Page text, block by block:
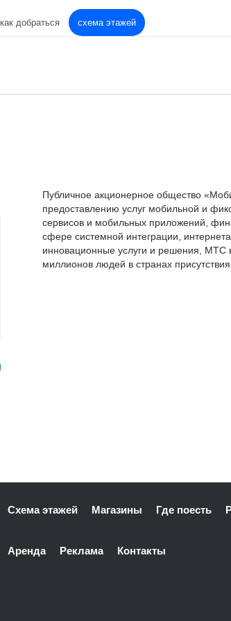
как добраться схема этажей
Публичное акционерное общество
предоставлению услуг мобильной и
сервисов и мобильных приложений,
сфере системной интеграции,
инновационные услуги и решения, МТС
миллионов людей в странах присутствия.
Схема этажей Магазины Где поесть
Аренда Реклама Контакты